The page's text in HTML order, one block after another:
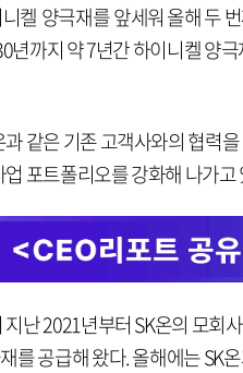
켈 양극재를 앞세워 올해 두
년까지 약 7년간 하이니켈 양
같은 기존 고객사와의 협력
포트폴리오를 강화해 나가고
난 2021년부터 SK온의 모회
를 공급해 왔다. 올해에는 SK